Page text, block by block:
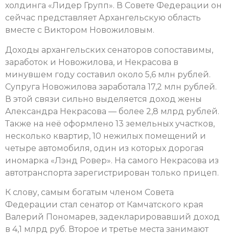
холдинга «Лидер Групп». В Совете Федерации он
сейчас представляет Архангельскую область
вместе с Виктором Новожиловым.
Доходы архангельских сенаторов сопоставимы,
заработок и Новожилова, и Некрасова в
минувшем году составил около 5,6 млн рублей.
Супруга Новожилова заработала 17,2 млн рублей.
В этой связи сильно выделяется доход жены
Александра Некрасова — более 2,8 млрд рублей.
Также на неё оформлено 13 земельных участков,
несколько квартир, 10 нежилых помещений и
четыре автомобиля, один из которых дорогая
иномарка «Лэнд Ровер». На самого Некрасова из
автотранспорта зарегистрирован только прицеп.
К слову, самым богатым членом Совета
Федерации стал сенатор от Камчатского края
Валерий Пономарев, задекларировавший доход
в 4,1 млрд руб. Второе и третье места занимают